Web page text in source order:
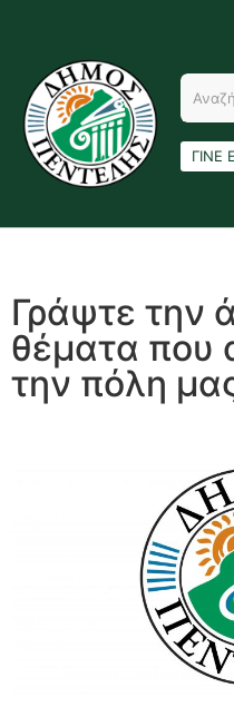
ΓΙΝΕ
Γράψτε την
θέματα που
την πόλη